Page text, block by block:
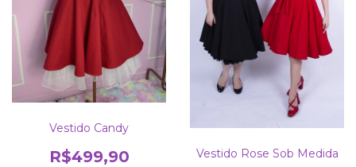
Vestido Candy
R$499,90 Vestido Rose Sob Medida